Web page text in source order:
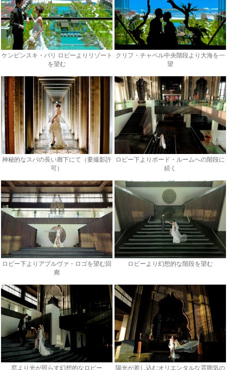
ケンピンスキ・バリ ロビーよりリゾート
を望む
クリフ・チャペル中央階段より大海を一
望
神秘的なスパの長い廊下にて（要撮影許
可）
ロビー下よりボード・ルームへの階段に
続く
ロビー下よりアプルヴァ・ロゴを望む回
廊
ロビーより幻想的な階段を望む
窓より光が照らす幻想的なロビー
陽光が差し込むオリエンタルな雰囲気の